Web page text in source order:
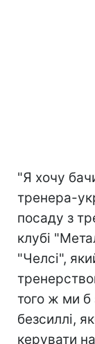
"Я хочу
тренера-
посаду з
клубі
"Челсі",
того ж ми б
безсиллі,
керувати